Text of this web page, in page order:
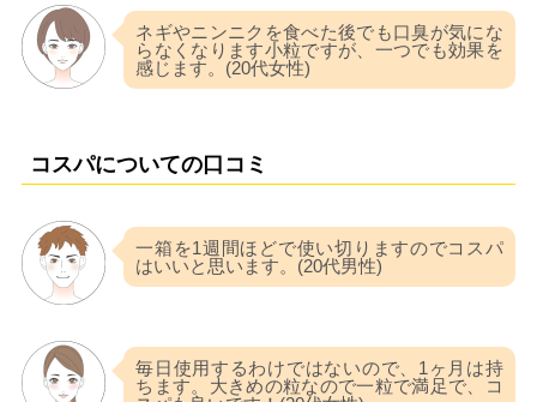
ネギやニンニクを食べた後でも口臭が気にな
らなくなります小粒ですが、一つでも効果を
感じます。(20代女性)
コスパについての口コミ
一箱を1週間ほどで使い切りますのでコスパ
はいいと思います。(20代男性)
毎日使用するわけではないので、1ヶ月は持
ちます。大きめの粒なので一粒で満足で、コ